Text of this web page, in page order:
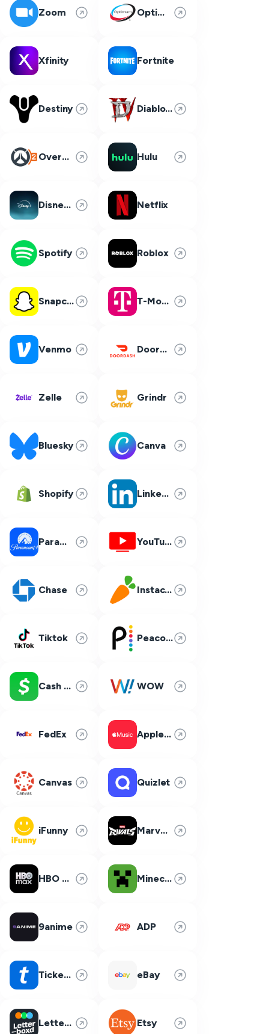
Zoom Optimum
Xfinity Fortnite
Destiny Diablo 4
Overwatch 2 Hulu
Disney Plus Netflix
Spotify Roblox
Snapchat T-Mobile
Venmo DoorDash
Zelle Grindr
Bluesky Canva
Shopify LinkedIn
Paramount Plus YouTube TV
Chase Instacart
Tiktok Peacock
Cash App WOW
FedEx Apple Music
Canvas Quizlet
iFunny Marvel Rivals
HBO Max Minecraft
9anime ADP
Ticketmaster eBay
Letterboxd Etsy